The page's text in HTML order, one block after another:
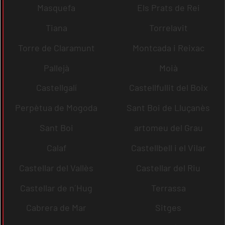
Masquefa
Els Prats de Rei
Tiana
Torrelavit
Torre de Claramunt
Montcada i Reixac
Pallejà
Moià
Castellgalí
Castellfullit del Boix
Perpètua de Mogoda
Sant Boi de Lluçanès
Sant Boi
artomeu del Grau
Calaf
Castellbell i el Vilar
Castellar del Vallès
Castellar del Riu
Castellar de n´Hug
Terrassa
Cabrera de Mar
Sitges